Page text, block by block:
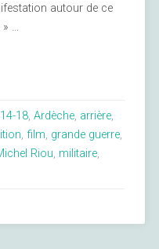
autour de ce
» …
14-18, Ardèche, arrière,
, film, grande guerre,
Riou, militaire,